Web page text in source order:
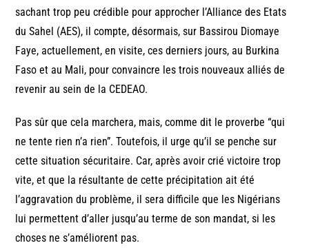
sachant trop peu crédible pour approcher l’Alliance des Etats
du Sahel (AES), il compte, désormais, sur Bassirou Diomaye
Faye, actuellement, en visite, ces derniers jours, au Burkina
Faso et au Mali, pour convaincre les trois nouveaux alliés de
revenir au sein de la CEDEAO.
Pas sûr que cela marchera, mais, comme dit le proverbe “qui
ne tente rien n’a rien”. Toutefois, il urge qu’il se penche sur
cette situation sécuritaire. Car, après avoir crié victoire trop
vite, et que la résultante de cette précipitation ait été
l’aggravation du problème, il sera difficile que les Nigérians
lui permettent d’aller jusqu’au terme de son mandat, si les
choses ne s’améliorent pas.